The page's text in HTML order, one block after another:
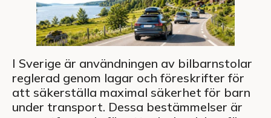
I Sverige är användningen av bilbarnstolar
reglerad genom lagar och föreskrifter för
att säkerställa maximal säkerhet för barn
under transport. Dessa bestämmelser är